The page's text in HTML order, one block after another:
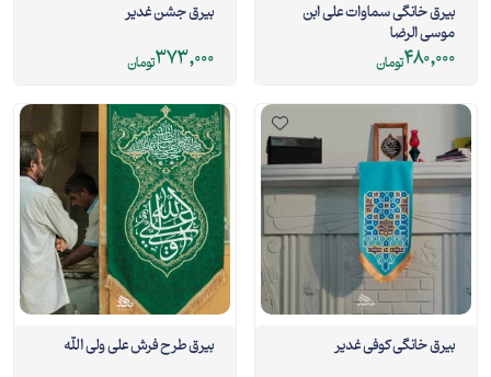
بیرق خانگی سماوات علی ابن
موسی الرضا
480,000تومان
بیرق جشن غدیر
373,000تومان
بیرق خانگی کوفی غدیر بیرق طرح فرش علی ولی الله